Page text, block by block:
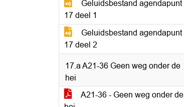
Geluidsbestand agendapunt
17 deel 1
Geluidsbestand agendapunt
17 deel 2
17.a A21-36 Geen weg onder de
hei
A21-36 - Geen weg onder de